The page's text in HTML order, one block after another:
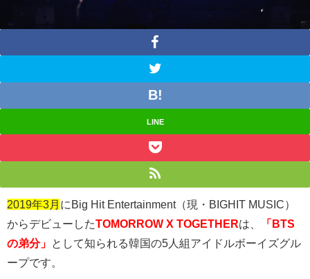
LINE
2019年3月 にBig Hit Entertainment（現・ BIGHIT MUSIC）
からデビューしたTOMORROW X TOGETHERは、
「BTS
の弟分」
として知られる韓国の5 人組アイドルボーイズグル
ープです。